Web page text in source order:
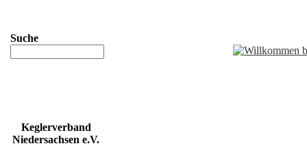
Suche
Keglerverband
Niedersachsen e.V.